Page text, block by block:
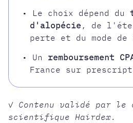
• Le choix dépend du
d'alopécie , de
perte et du mode de
• Un remboursement
France sur
✓ Contenu validé par le
scientifique Hairdex.